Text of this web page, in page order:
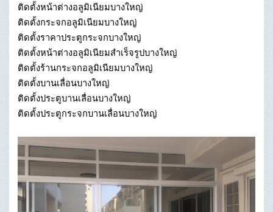
ติดตั้งหน้าต่างอลูมิเนียมบางใหญ่
ติดตั้งกระจกอลูมิเนียมบางใหญ่
ติดตั้งราคาประตูกระจกบางใหญ่
ติดตั้งหน้าต่างอลูมิเนียมสําเร็จรูปบางใหญ่
ติดตั้งร้านกระจกอลูมิเนียมบางใหญ่
ติดตั้งบานเลื่อนบางใหญ่
ติดตั้งประตูบานเลื่อนบางใหญ่
ติดตั้งประตูกระจกบานเลื่อนบางใหญ่